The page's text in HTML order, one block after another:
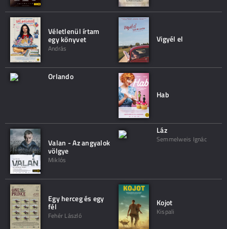
Véletlenül írtam
egy könyvet
András
Vigyél el
Orlando
Hab
Valan - Az angyalok
völgye
Miklós
Láz
Semmelweis Ignác
Egy herceg és egy
fél
Fehér László
Kojot
Kispali